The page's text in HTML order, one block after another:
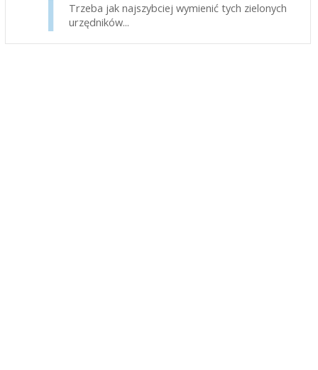
Trzeba jak najszybciej wymienić tych zielonych
urzędników...